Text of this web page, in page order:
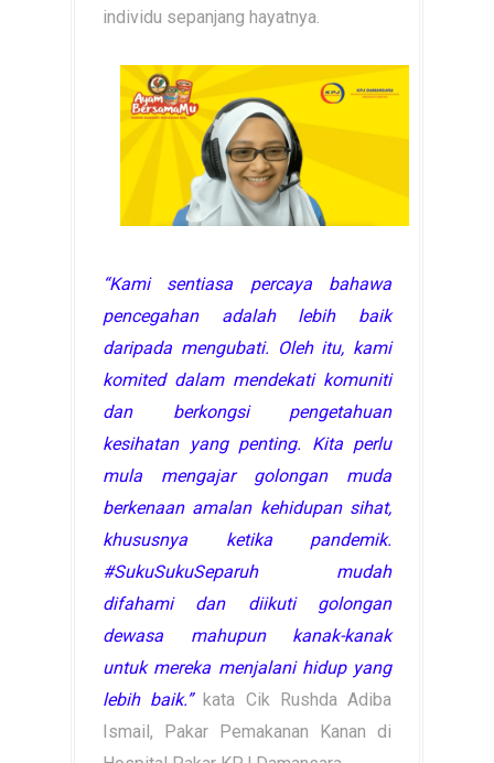
individu sepanjang hayatnya.
“Kami sentiasa percaya bahawa
pencegahan adalah lebih baik
daripada mengubati. Oleh itu, kami
komited dalam mendekati komuniti
dan berkongsi pengetahuan
kesihatan yang penting. Kita perlu
mula mengajar golongan muda
berkenaan amalan kehidupan sihat,
khususnya ketika pandemik.
#SukuSukuSeparuh mudah
difahami dan diikuti golongan
dewasa mahupun kanak-kanak
untuk mereka menjalani hidup yang
lebih baik.”kata Cik Rushda Adiba
Ismail, Pakar Pemakanan Kanan di